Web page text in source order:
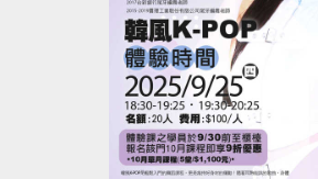
體驗日期：2025/9/22 (一)
體驗時段：20:30-21:25
體驗名額：30位(6人開班 )
體驗費用：$100/人
本課程使用近期華語、韓風、臺